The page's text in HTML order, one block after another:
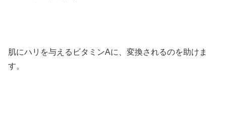
肌にハリを与えるビタミンAに、変換されるのを助けま
す。